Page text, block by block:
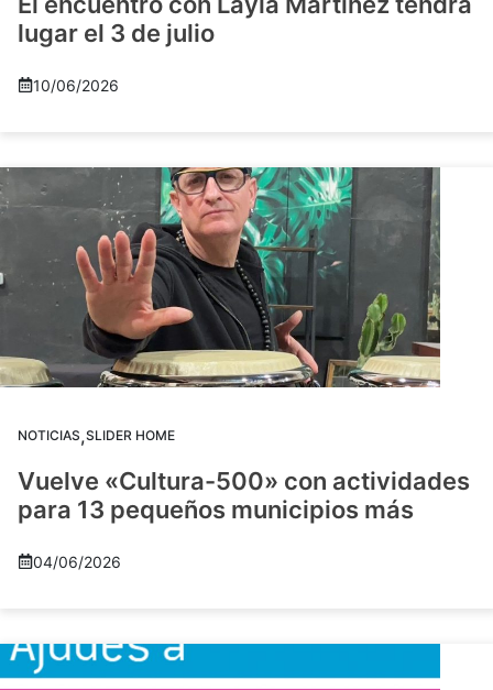
lugar el 3 de julio
10/06/2026
NOTICIAS,SLIDER HOME
Vuelve «Cultura-500» con actividades
para 13 pequeños municipios más
04/06/2026